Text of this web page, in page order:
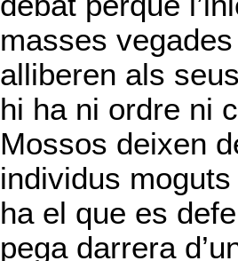
masses
alliberen als
hi ha ni ordre ni
Mossos deixen
individus
ha el que es
pega darrera